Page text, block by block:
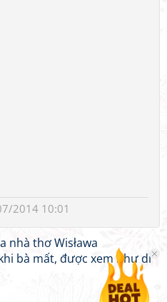
2014 10:01
nhà thơ Wisława
bà mất, được xem như di